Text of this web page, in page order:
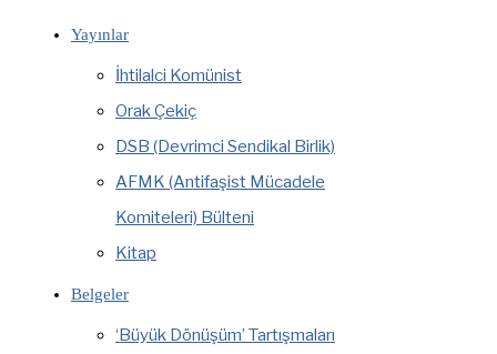
Yayınlar
İhtilalci Komünist
Orak Çekiç
DSB (Devrimci Sendikal Birlik)
AFMK (Antifaşist Mücadele
Komiteleri) Bülteni
Kitap
Belgeler
‘Büyük Dönüşüm’ Tartışmaları